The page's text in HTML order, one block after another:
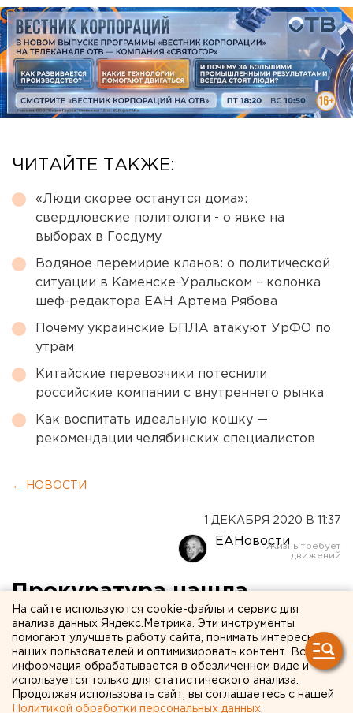
ЧИТАЙТЕ ТАКЖЕ:
«Люди скорее останутся дома»:
свердловские политологи - о явке на
выборах в Госдуму
Водяное перемирие кланов: о политической
ситуации в Каменске-Уральском – колонка
шеф-редактора ЕАН Артема Рябова
Почему украинские БПЛА атакуют УрФО по
утрам
Китайские перевозчики потеснили
российские компании с внутреннего рынка
Как воспитать идеальную кошку —
рекомендации челябинских специалистов
← НОВОСТИ
1 ДЕКАБРЯ 2020 В 11:37
ЕАНовости
Прокуратура нашла
нарушения по
теплоснабжению в школе-
интернате на Южном Урале
На сайте используются cookie-файлы и сервис для
анализа данных Яндекс.Метрика. Эти инструменты
помогают улучшать работу сайта, понимать интересы
наших пользователей и оптимизировать контент. Вся
информация обрабатывается в обезличенном виде и
используется только для статистического анализа.
Продолжая использовать сайт, вы соглашаетесь с нашей
Политикой обработки персональных данных